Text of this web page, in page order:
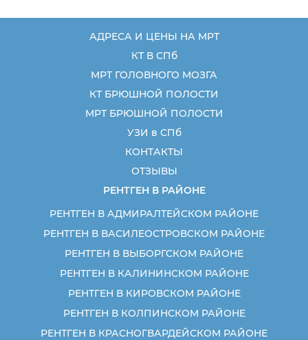
АДРЕСА И ЦЕНЫ НА МРТ
КТ В СПб
МРТ ГОЛОВНОГО МОЗГА
КТ БРЮШНОЙ ПОЛОСТИ
МРТ БРЮШНОЙ ПОЛОСТИ
УЗИ в СПб
КОНТАКТЫ
ОТЗЫВЫ
РЕНТГЕН В РАЙОНЕ
РЕНТГЕН В АДМИРАЛТЕЙСКОМ РАЙОНЕ
РЕНТГЕН В ВАСИЛЕОСТРОВСКОМ РАЙОНЕ
РЕНТГЕН В ВЫБОРГСКОМ РАЙОНЕ
РЕНТГЕН В КАЛИНИНСКОМ РАЙОНЕ
РЕНТГЕН В КИРОВСКОМ РАЙОНЕ
РЕНТГЕН В КОЛПИНСКОМ РАЙОНЕ
РЕНТГЕН В КРАСНОГВАРДЕЙСКОМ РАЙОНЕ